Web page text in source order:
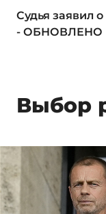
Судья заявил
- ОБНОВЛЕНО
Выбор